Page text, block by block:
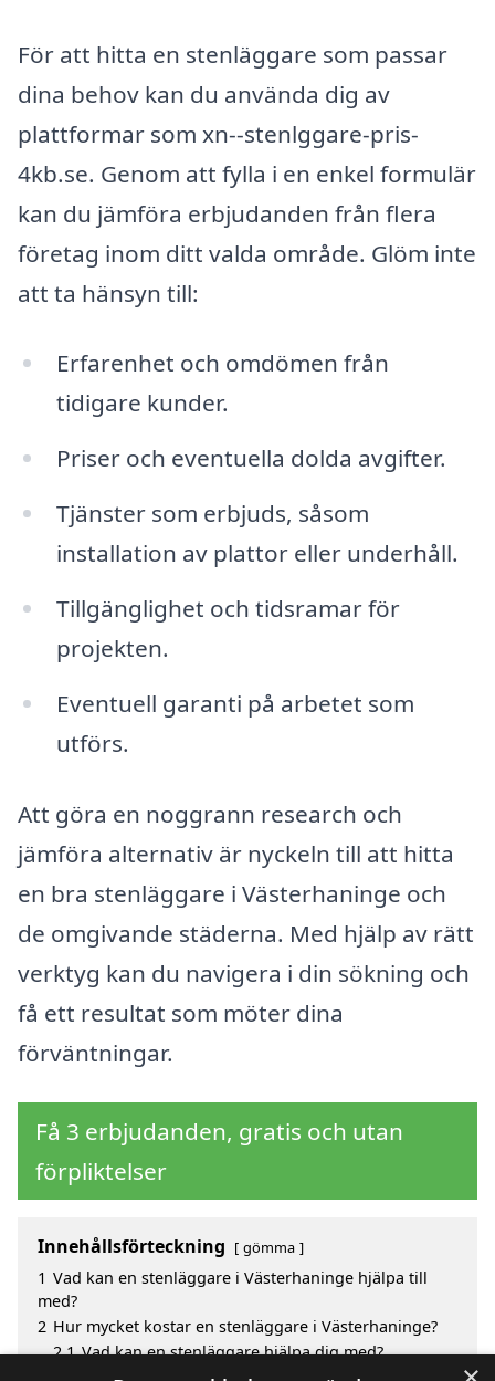
För att hitta en stenläggare som passar
dina behov kan du använda dig av
plattformar som xn--stenlggare-pris-
4kb.se. Genom att fylla i en enkel formulär
kan du jämföra erbjudanden från flera
företag inom ditt valda område. Glöm inte
att ta hänsyn till:
Erfarenhet och omdömen från
tidigare kunder.
Priser och eventuella dolda avgifter.
Tjänster som erbjuds, såsom
installation av plattor eller underhåll.
Tillgänglighet och tidsramar för
projekten.
Eventuell garanti på arbetet som
utförs.
Att göra en noggrann research och
jämföra alternativ är nyckeln till att hitta
en bra stenläggare i Västerhaninge och
de omgivande städerna. Med hjälp av rätt
verktyg kan du navigera i din sökning och
få ett resultat som möter dina
förväntningar.
Få 3 erbjudanden, gratis och utan
förpliktelser
Innehållsförteckning gömma
1 Vad kan en stenläggare i Västerhaninge hjälpa till
med?
2 Hur mycket kostar en stenläggare i Västerhaninge?
2.1 Vad kan en stenläggare hjälpa dig med?